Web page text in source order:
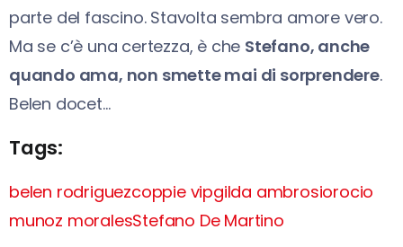
parte del fascino. Stavolta sembra amore vero.
Ma se c’è una certezza, è che Stefano, anche
quando ama, non smette mai di sorprendere.
Belen docet…
Tags:
belen rodriguezcoppie vipgilda ambrosiorocio
munoz moralesStefano De Martino